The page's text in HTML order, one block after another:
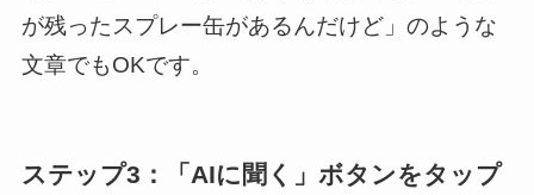
が残ったスプレー缶があるんだけど」のような
文章でもOKです。
ステップ3：「AIに聞く」ボタンをタップ